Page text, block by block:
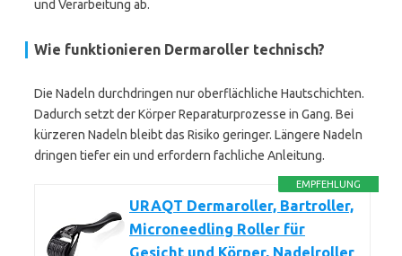
und Verarbeitung ab.
Wie funktionieren Dermaroller technisch?
Die Nadeln durchdringen nur oberflächliche Hautschichten.
Dadurch setzt der Körper Reparaturprozesse in Gang. Bei
kürzeren Nadeln bleibt das Risiko geringer. Längere Nadeln
dringen tiefer ein und erfordern fachliche Anleitung.
EMPFEHLUNG
URAQT Dermaroller, Bartroller,
Microneedling Roller für
Gesicht und Körper, Nadelroller